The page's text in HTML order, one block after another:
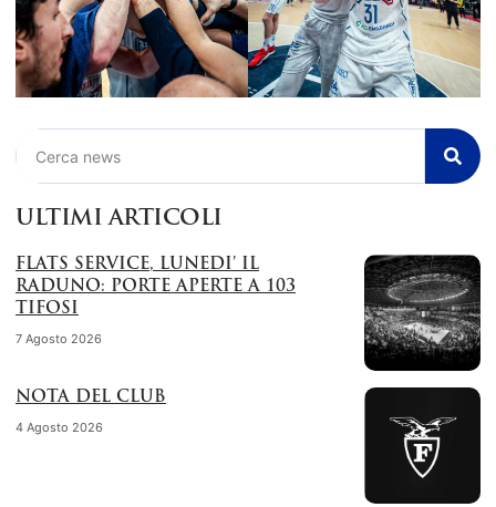
ULTIMI ARTICOLI
FLATS SERVICE, LUNEDI’ IL
RADUNO: PORTE APERTE A 103
TIFOSI
7 Agosto 2026
NOTA DEL CLUB
4 Agosto 2026